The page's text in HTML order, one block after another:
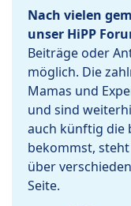
Nach vielen
unser HiPP
Beiträge oder
möglich. Die
Mamas und
und sind
auch künftig die
bekommst,
über
Seite.